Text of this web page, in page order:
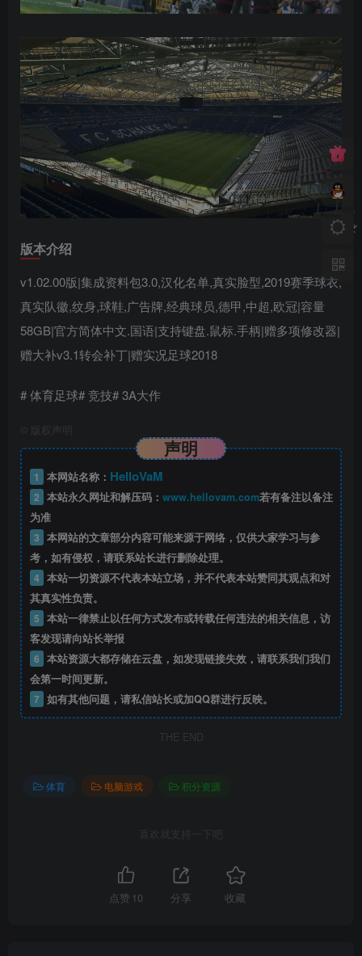
版本介绍
v1.02.00版|集成资料包3.0,汉化名单,真实脸型,2019赛季球衣,
真实队徽,纹身,球鞋,广告牌,经典球员,德甲,中超,欧冠|容量
58GB|官方简体中文.国语|支持键盘.鼠标.手柄|赠多项修改器|
赠大补v3.1转会补丁|赠实况足球2018
# 体育足球# 竞技# 3A大作
版权声明
声明
1 本网站名称： HelloVaM
2 本站永久网址和解压码： www.hellovam.com若有备注以备注
为准
3 本网站的文章部分内容可能来源于网络，仅供大家学习与参
考，如有侵权，请联系站长进行删除处理。
4 本站一切资源不代表本站立场，并不代表本站赞同其观点和对
其真实性负责。
5 本站一律禁止以任何方式发布或转载任何违法的相关信息，访
客发现请向站长举报
6 本站资源大都存储在云盘，如发现链接失效，请联系我们我们
会第一时间更新。
7 如有其他问题，请私信站长或加QQ群进行反映。
THE END
体育 电脑游戏 积分资源
喜欢就支持一下吧
点赞 10 分享 收藏